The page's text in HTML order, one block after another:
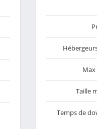
Taille
Temps de